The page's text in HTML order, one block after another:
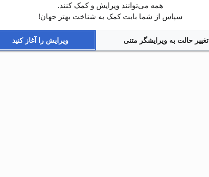
همه می‌توانند ویرایش و کمک کنند.
سپاس از شما بابت کمک به شناخت بهتر جهان!
تغییر حالت به ویرایشگر متنی ویرایش را آغاز کنید